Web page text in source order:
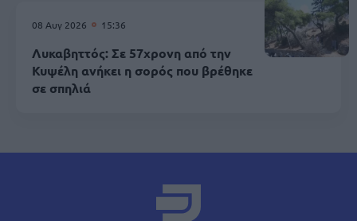
08 Αυγ 2026 15:36
Λυκαβηττός: Σε 57χρονη από την
Κυψέλη ανήκει η σορός που βρέθηκε
σε σπηλιά